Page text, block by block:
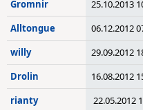
Gromnir 25.10.2013
Alltongue 06.12.2012
willy 29.09.2012
Drolin 16.08.2012
rianty 22.05.2012